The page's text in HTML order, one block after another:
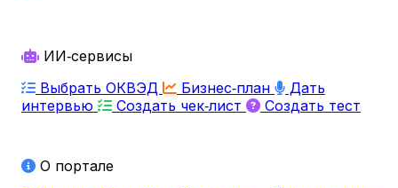
ИИ‑сервисы
Выбрать ОКВЭД
Бизнес‑план
Дать
интервью
Создать чек‑лист Создать тест
О портале